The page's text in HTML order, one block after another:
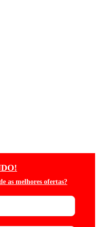
as melhores ofertas?